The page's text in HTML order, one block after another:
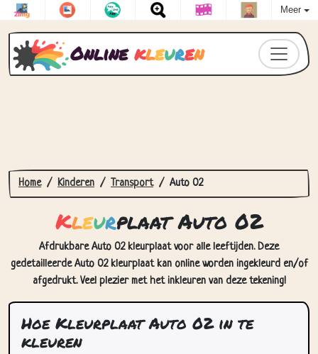
Meer
Online kleuren
Home Kinderen Transport Auto 02
Kleurplaat Auto 02
Afdrukbare Auto 02 kleurplaat voor alle leeftijden. Deze
gedetailleerde Auto 02 kleurplaat kan online worden ingekleurd en/of
afgedrukt. Veel plezier met het inkleuren van deze tekening!
Hoe Kleurplaat Auto 02 in te
kleuren